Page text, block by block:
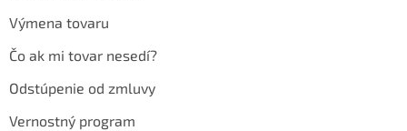
Výmena tovaru
Čo ak mi tovar nesedí?
Odstúpenie od zmluvy
Vernostný program